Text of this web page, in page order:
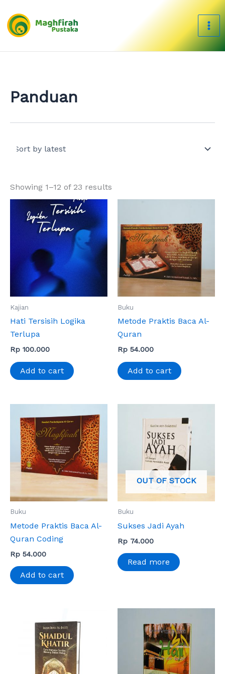
content
Panduan
Showing 1–12 of 23 results
Kajian
Hati Tersisih Logika
Terlupa
Rp 100.000
Add to cart
Buku
Metode Praktis Baca Al-
Quran
Rp 54.000
Add to cart
Buku
Metode Praktis Baca Al-
Quran Coding
Rp 54.000
Add to cart
OUT OF STOCK
Buku
Sukses Jadi Ayah
Rp 74.000
Read more